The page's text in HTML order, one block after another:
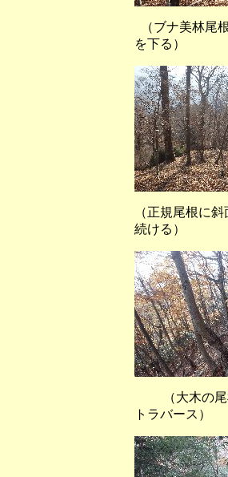
（ブナ美林尾
を下る）
（正規尾根に
続ける）
（大木の尾
トラバース）